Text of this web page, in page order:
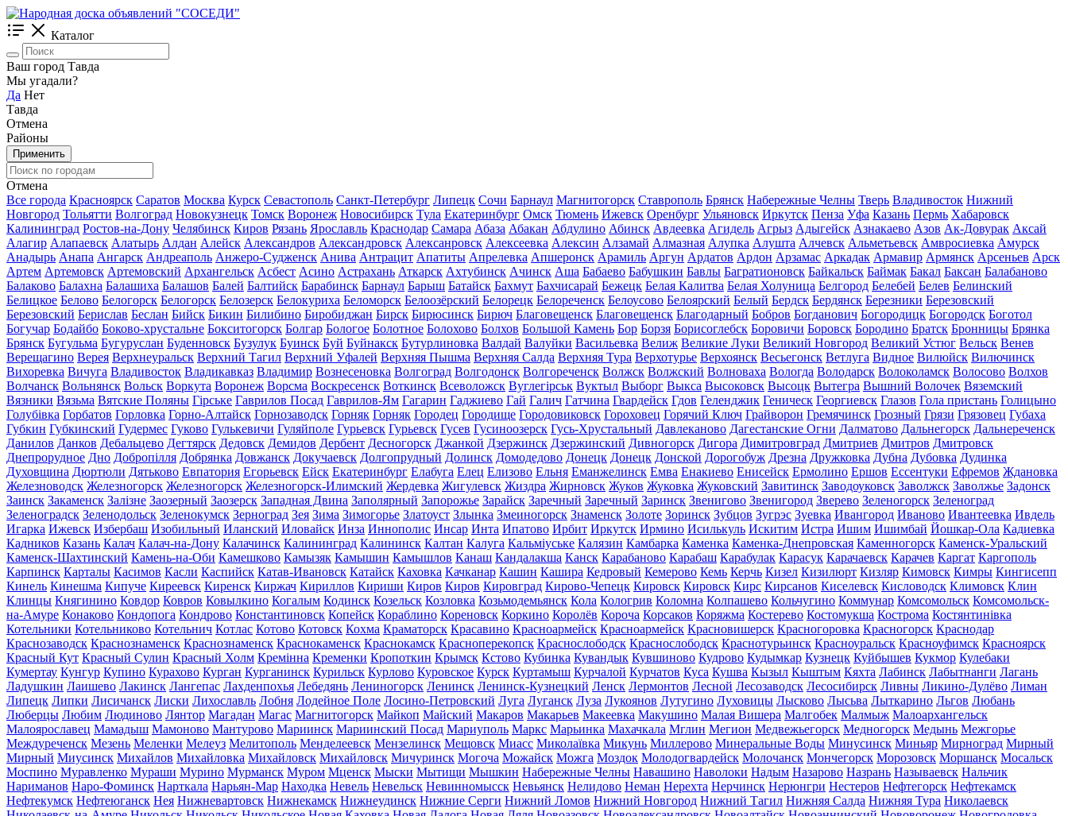
Каталог
Ваш город Тавда
Мы угадали?
Да Нет
Тавда
Отмена
Районы
Применить
Отмена
Все города Красноярск Саратов Москва Курск Севастополь Санкт-Петербург Липецк Сочи Барнаул Магнитогорск Ставрополь Брянск Набережные Челны Тверь Владивосток Нижний
Новгород Тольятти Волгоград Новокузнецк Томск Воронеж Новосибирск Тула Екатеринбург Омск Тюмень Ижевск Оренбург Ульяновск Иркутск Пенза Уфа Казань Пермь Хабаровск
Калининград Ростов-на-Дону Челябинск Киров Рязань Ярославль Краснодар Самара Абаза Абакан Абдулино Абинск Авдеевка Агидель Агрыз Адыгейск Азнакаево Азов Ак-Довурак Аксай
Алагир Алапаевск Алатырь Алдан Алейск Александров Александровск Алексанровск Алексеевка Алексин Алзамай Алмазная Алупка Алушта Алчевск Альметьевск Амвросиевка Амурск
Анадырь Анапа Ангарск Андреаполь Анжеро-Судженск Анива Антрацит Апатиты Апрелевка Апшеронск Арамиль Аргун Ардатов Ардон Арзамас Аркадак Армавир Армянск Арсеньев Арск
Артем Артемовск Артемовский Архангельск Асбест Асино Астрахань Аткарск Ахтубинск Ачинск Аша Бабаево Бабушкин Бавлы Багратионовск Байкальск Баймак Бакал Баксан Балабаново
Балаково Балахна Балашиха Балашов Балей Балтийск Барабинск Барнаул Барыш Батайск Бахмут Бахчисарай Бежецк Белая Калитва Белая Холуница Белгород Белебей Белев Белинский
Белицкое Белово Белогорск Белогорск Белозерск Белокуриха Беломорск Белоозёрский Белорецк Белореченск Белоусово Белоярский Белый Бердск Бердянск Березники Березовский
Березовский Берислав Беслан Бийск Бикин Билибино Биробиджан Бирск Бирюсинск Бирюч Благовещенск Благовещенск Благодарный Бобров Богданович Богородицк Богородск Боготол
Богучар Бодайбо Боково-хрустальне Бокситогорск Болгар Бологое Болотное Болохово Болхов Большой Камень Бор Борзя Борисоглебск Боровичи Боровск Бородино Братск Бронницы Брянка
Брянск Бугульма Бугуруслан Буденновск Бузулук Буинск Буй Буйнакск Бутурлиновка Валдай Валуйки Васильевка Велиж Великие Луки Великий Новгород Великий Устюг Вельск Венев
Верещагино Верея Верхнеуральск Верхний Тагил Верхний Уфалей Верхняя Пышма Верхняя Салда Верхняя Тура Верхотурье Верхоянск Весьегонск Ветлуга Видное Вилюйск Вилючинск
Вихоревка Вичуга Владивосток Владикавказ Владимир Вознесеновка Волгоград Волгодонск Волгореченск Волжск Волжский Волноваха Вологда Володарск Волоколамск Волосово Волхов
Волчанск Вольнянск Вольск Воркута Воронеж Ворсма Воскресенск Воткинск Всеволожск Вуглегірськ Вуктыл Выборг Выкса Высоковск Высоцк Вытегра Вышний Волочек Вяземский
Вязники Вязьма Вятские Поляны Гірське Гаврилов Посад Гаврилов-Ям Гагарин Гаджиево Гай Галич Гатчина Гвардейск Гдов Геленджик Геническ Георгиевск Глазов Гола пристань Голицыно
Голубівка Горбатов Горловка Горно-Алтайск Горнозаводск Горняк Горняк Городец Городище Городовиковск Гороховец Горячий Ключ Грайворон Гремячинск Грозный Грязи Грязовец Губаха
Губкин Губкинский Гудермес Гуково Гулькевичи Гуляйполе Гурьевск Гурьевск Гусев Гусиноозерск Гусь-Хрустальный Давлеканово Дагестанские Огни Далматово Дальнегорск Дальнереченск
Данилов Данков Дебальцево Дегтярск Дедовск Демидов Дербент Десногорск Джанкой Дзержинск Дзержинский Дивногорск Дигора Димитровград Дмитриев Дмитров Дмитровск
Днепрорудное Дно Добропілля Добрянка Довжанск Докучаевск Долгопрудный Долинск Домодедово Донецк Донецк Донской Дорогобуж Дрезна Дружковка Дубна Дубовка Дудинка
Духовщина Дюртюли Дятьково Евпатория Егорьевск Ейск Екатеринбург Елабуга Елец Елизово Ельня Еманжелинск Емва Енакиево Енисейск Ермолино Ершов Ессентуки Ефремов Ждановка
Железноводск Железногорск Железногорск Железногорск-Илимский Жердевка Жигулевск Жиздра Жирновск Жуков Жуковка Жуковский Завитинск Заводоуковск Заволжск Заволжье Задонск
Заинск Закаменск Залізне Заозерный Заозерск Западная Двина Заполярный Запорожье Зарайск Заречный Заречный Заринск Звенигово Звенигород Зверево Зеленогорск Зеленоград
Зеленоградск Зеленодольск Зеленокумск Зерноград Зея Зима Зимогорье Златоуст Злынка Змеиногорск Знаменск Золоте Зоринск Зубцов Зугрэс Зуевка Ивангород Иваново Ивантеевка Ивдель
Игарка Ижевск Избербаш Изобильный Иланский Иловайск Инза Иннополис Инсар Инта Ипатово Ирбит Иркутск Ирмино Исилькуль Искитим Истра Ишим Ишимбай Йошкар-Ола Кадиевка
Кадников Казань Калач Калач-на-Дону Калачинск Калининград Калининск Калтан Калуга Кальміуське Калязин Камбарка Каменка Каменка-Днепровская Каменногорск Каменск-Уральский
Каменск-Шахтинский Камень-на-Оби Камешково Камызяк Камышин Камышлов Канаш Кандалакша Канск Карабаново Карабаш Карабулак Карасук Карачаевск Карачев Каргат Каргополь
Карпинск Карталы Касимов Касли Каспийск Катав-Ивановск Катайск Каховка Качканар Кашин Кашира Кедровый Кемерово Кемь Керчь Кизел Кизилюрт Кизляр Кимовск Кимры Кингисепп
Кинель Кинешма Кипуче Киреевск Киренск Киржач Кириллов Кириши Киров Киров Кировград Кирово-Чепецк Кировск Кировск Кирс Кирсанов Киселевск Кисловодск Климовск Клин
Клинцы Княгинино Ковдор Ковров Ковылкино Когалым Кодинск Козельск Козловка Козьмодемьянск Кола Кологрив Коломна Колпашево Кольчугино Коммунар Комсомольск Комсомольск-
на-Амуре Конаково Кондопога Кондрово Константиновск Копейск Кораблино Кореновск Коркино Королёв Короча Корсаков Коряжма Костерево Костомукша Кострома Костянтинівка
Котельники Котельниково Котельнич Котлас Котово Котовск Кохма Краматорск Красавино Красноармейск Красноармейск Красновишерск Красногоровка Красногорск Краснодар
Краснозаводск Краснознаменск Краснознаменск Краснокаменск Краснокамск Красноперекопск Краснослободск Краснослободск Краснотурьинск Красноуральск Красноуфимск Красноярск
Красный Кут Красный Сулин Красный Холм Кремінна Кременки Кропоткин Крымск Кстово Кубинка Кувандык Кувшиново Кудрово Кудымкар Кузнецк Куйбышев Кукмор Кулебаки
Кумертау Кунгур Купино Курахово Курган Курганинск Курильск Курлово Куровское Курск Куртамыш Курчалой Курчатов Куса Кушва Кызыл Кыштым Кяхта Лабинск Лабытнанги Лагань
Ладушкин Лаишево Лакинск Лангепас Лахденпохья Лебедянь Лениногорск Ленинск Ленинск-Кузнецкий Ленск Лермонтов Лесной Лесозаводск Лесосибирск Ливны Ликино-Дулёво Лиман
Липецк Липки Лисичанск Лиски Лихославль Лобня Лодейное Поле Лосино-Петровский Луга Луганск Луза Лукоянов Лутугино Луховицы Лысково Лысьва Лыткарино Льгов Любань
Люберцы Любим Людиново Лянтор Магадан Магас Магнитогорск Майкоп Майский Макаров Макарьев Макеевка Макушино Малая Вишера Малгобек Малмыж Малоархангельск
Малоярославец Мамадыш Мамоново Мантурово Мариинск Мариинский Посад Мариуполь Маркс Марьинка Махачкала Мглин Мегион Медвежьегорск Медногорск Медынь Межгорье
Междуреченск Мезень Меленки Мелеуз Мелитополь Менделеевск Мензелинск Мещовск Миасс Миколаївка Микунь Миллерово Минеральные Воды Минусинск Миньяр Мирноград Мирный
Мирный Миусинск Михайлов Михайловка Михайловск Михайловск Мичуринск Могоча Можайск Можга Моздок Молодогвардейск Молочанск Мончегорск Морозовск Моршанск Мосальск
Моспино Муравленко Мураши Мурино Мурманск Муром Мценск Мыски Мытищи Мышкин Набережные Челны Навашино Наволоки Надым Назарово Назрань Называевск Нальчик
Нариманов Наро-Фоминск Нарткала Нарьян-Мар Находка Невель Невельск Невинномысск Невьянск Нелидово Неман Нерехта Нерчинск Нерюнгри Нестеров Нефтегорск Нефтекамск
Нефтекумск Нефтеюганск Нея Нижневартовск Нижнекамск Нижнеудинск Нижние Серги Нижний Ломов Нижний Новгород Нижний Тагил Нижняя Салда Нижняя Тура Николаевск